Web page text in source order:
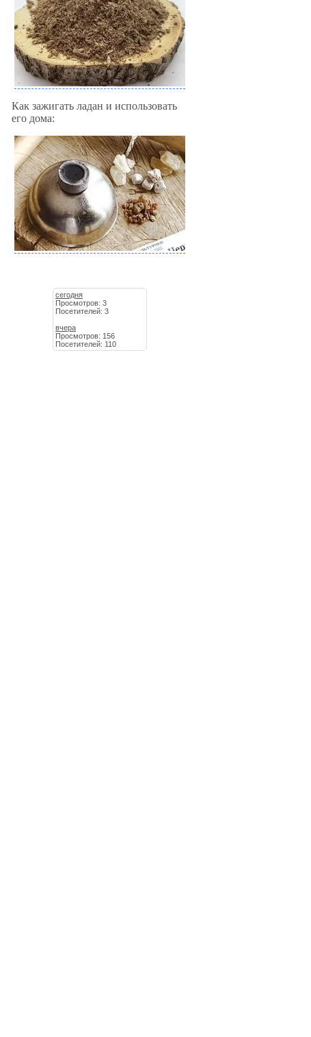
Как зажигать ладан и использовать
его дома:
сегодня
Просмотров: 3
Посетителей: 3
вчера
Просмотров: 156
Посетителей: 110